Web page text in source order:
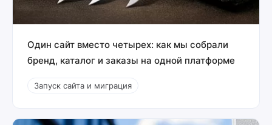
Один сайт вместо четырех: как мы собрали
бренд, каталог и заказы на одной платформе
Запуск сайта и миграция